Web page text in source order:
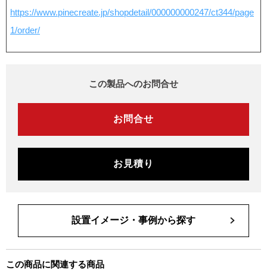
https://www.pinecreate.jp/shopdetail/000000000247/ct344/page
1/order/
この製品へのお問合せ
お問合せ
お見積り
設置イメージ・事例から探す
この商品に関連する商品